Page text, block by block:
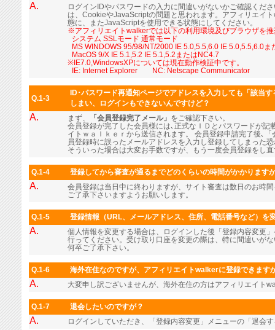
A.
ログインIDやパスワードの入力に間違いがないかご確認くだ
は、CookieやJavaScriptの問題と思われます。アフィリエイ
態に、またJavaScriptを使用できる状態にしてください。
※アフィリエイトwalkerでは以下の利用環境及びブラウザを
システム SSLモード 通常モード
MS WINDOWS 95/98/NT/2000 IE 5.0,5.5,6.0 IE 5.0,5.5,6.0ま
MacOS 9/X IE 5.1,5.2 IE 5.1,5.2またはNC4.7
※IE7.0,WindowsXPについては現在動作検証中です。
IE: Internet Explorer NC: Netscape Communicator
Q.1-3
ID･パスワード再通知ページでアドレスを入力しても「該当
しまい、ログインもできないんですけど？
A. まず、 「会員登録完了メール」 をご確認下さい。
会員登録が完了した会員様には､正式なＩＤとパスワードが
イトｗａｌｋｅｒから送信されます。 会員登録申請完了後､
員登録時に誤ったメールアドレスを入力し登録してしまった
そういった場合は大変お手数ですが、もう一度会員登録をし
Q.1-4 登録してから審査が通るまでどのくらいの時間がかかります
A.
会員登録は当日中に終わりますが、サイト審査は数日のお時
ご了承下さいますようお願いします。
Q.1-5 登録情報（URL、メールアドレス、住所、電話番号など）を
A.
個人情報を変更する場合は、ログインした後「登録内容変更
行ってください。受け取り口座を変更の際は、特に間違いが
何卒ご了承下さい。
Q.1-6 海外在住なのですが、アフィリエイトwalkerに登録できます
A. 大変申し訳ございませんが、海外在住の方はアフィリエイト
Q.1-7 退会したいのですが？
A. ログインしていただき、「登録内容変更」メニューの「退会